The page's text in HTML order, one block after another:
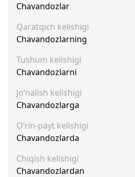
Chavandozlar
Qaratqich kelishigi
Chavandozlarning
Tushum kelishigi
Chavandozlarni
Jo‘nalish kelishigi
Chavandozlarga
O‘rin-payt kelishigi
Chavandozlarda
Chiqish kelishigi
Chavandozlardan